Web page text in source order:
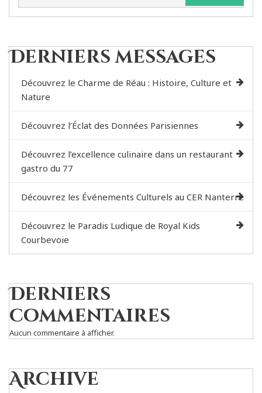
Derniers messages
Découvrez le Charme de Réau : Histoire, Culture et
Nature
Découvrez l’Éclat des Données Parisiennes
Découvrez l’excellence culinaire dans un restaurant
gastro du 77
Découvrez les Événements Culturels au CER Nanterre
Découvrez le Paradis Ludique de Royal Kids
Courbevoie
Derniers
commentaires
Aucun commentaire à afficher.
Archive